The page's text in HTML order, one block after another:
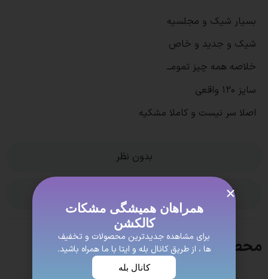
بدون نظر
بسیار شیک و مجلسیه
شیک و جدید و خاص
خلاصه همه چیز تمومــ
سایز ۱۲۰ واقعی
اصلا سر نیست و کاملا مشکیه
محصولات مشابه
همراهان همیشگی مشکات
کالکشن
برای مشاهده جدیدترین محصولات و تخفیف
ها ، از طریق کانال بله و ایتا با ما همراه باشید.
کانال بله